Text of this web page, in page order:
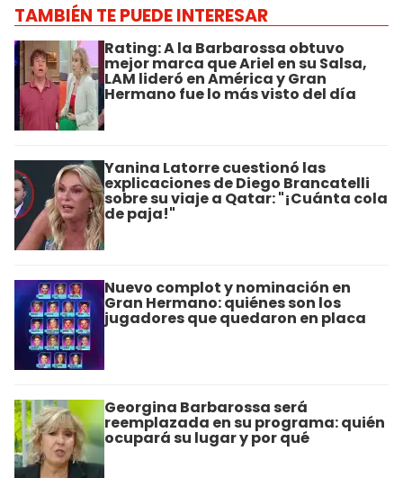
TAMBIÉN TE PUEDE INTERESAR
Rating: A la Barbarossa obtuvo
mejor marca que Ariel en su Salsa,
LAM lideró en América y Gran
Hermano fue lo más visto del día
Yanina Latorre cuestionó las
explicaciones de Diego Brancatelli
sobre su viaje a Qatar: "¡Cuánta cola
de paja!"
Nuevo complot y nominación en
Gran Hermano: quiénes son los
jugadores que quedaron en placa
Georgina Barbarossa será
reemplazada en su programa: quién
ocupará su lugar y por qué